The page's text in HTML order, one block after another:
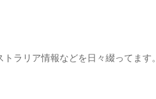
ラリア情報などを日々綴ってます。